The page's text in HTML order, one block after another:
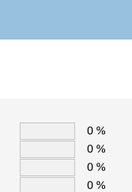
0 %
0 %
0 %
0 %